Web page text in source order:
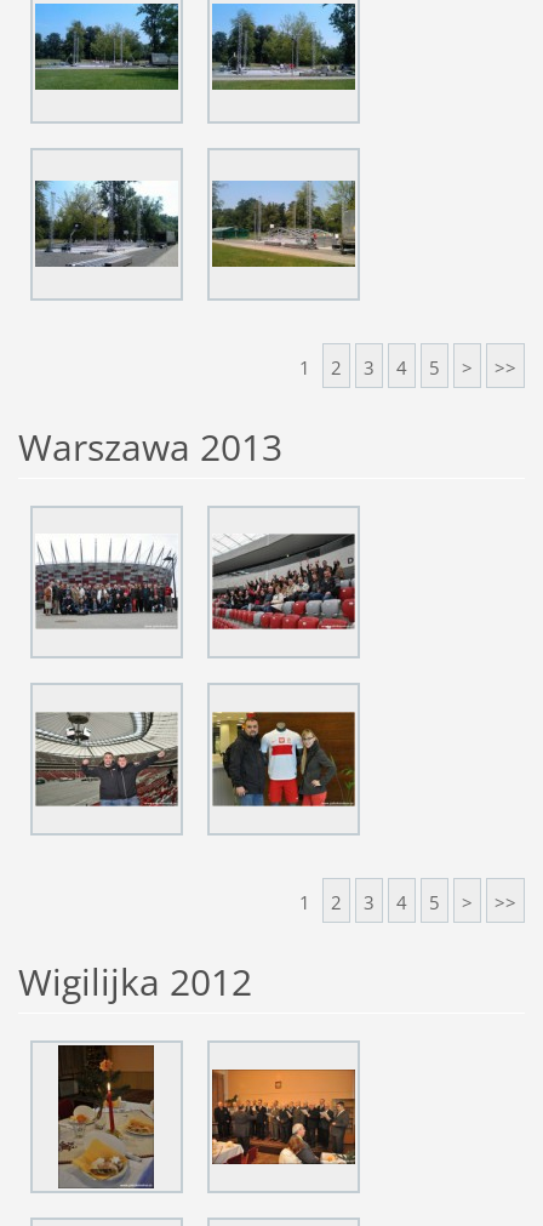
1 2 3 4 5 > >>
Warszawa 2013
1 2 3 4 5 > >>
Wigilijka 2012